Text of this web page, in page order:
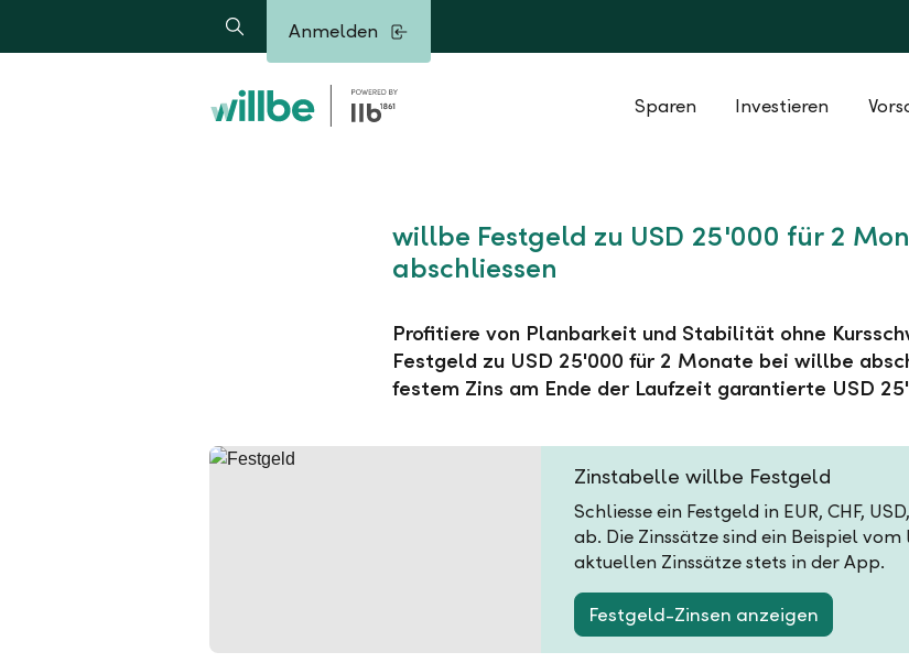
Suche Anmelden
Sparen Investieren
willbe Festgeld zu USD 25'000 für 2
abschliessen
Profitiere von Planbarkeit und Stabilität ohne
Festgeld zu USD 25'000 für 2 Monate bei willbe
festem Zins am Ende der Laufzeit garantierte USD
Zinstabelle willbe Festgeld
Schliesse ein Festgeld in EUR, CHF,
ab. Die Zinssätze sind ein Beispiel
aktuellen Zinssätze stets in der App.
Festgeld-Zinsen anzeigen